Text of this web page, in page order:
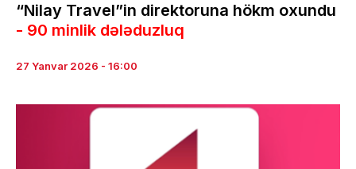
“Nilay Travel”in direktoruna hökm oxundu
- 90 minlik dələduzluq
27 Yanvar 2026 - 16:00